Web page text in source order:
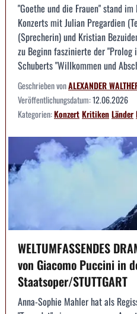
"Goethe und die Frauen" stand
Konzerts mit Julian Pregardien
(Sprecherin) und Kristian
zu Beginn faszinierte der "Prolog
Schuberts "Willkommen und
Geschrieben vonALEXANDER
Veröffentlichungsdatum:12.06.2026
Kategorien:KonzertKritikenLänder
WELTUMFASSENDES
von Giacomo Puccini in
Staatsoper/STUTTGART
Anna-Sophie Mahler hat als